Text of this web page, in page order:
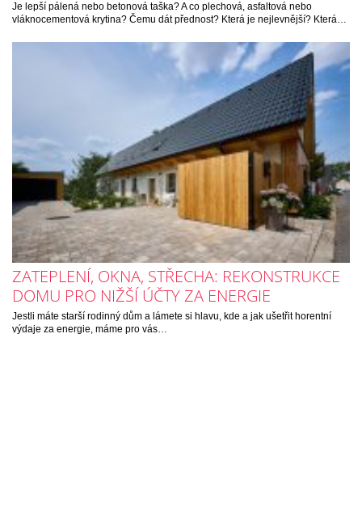
Je lepší pálená nebo betonová taška? A co plechová, asfaltová nebo
vláknocementová krytina? Čemu dát přednost? Která je nejlevnější? Která…
ZATEPLENÍ, OKNA, STŘECHA: REKONSTRUKCE
DOMU PRO NIŽŠÍ ÚČTY ZA ENERGIE
Jestli máte starší rodinný dům a lámete si hlavu, kde a jak ušetřit horentní
výdaje za energie, máme pro vás…